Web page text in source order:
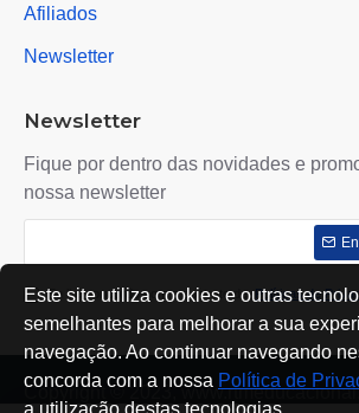
Afiliados
Newsletter
Newsletter
Fique por dentro das novidades e
nossa newsletter
Eu li e concordo com o contrato de Políticas de
Copyright © 2023,
Este site utiliza cookies e outras
semelhantes para melhorar a sua
navegação. Ao continuar navegando
concorda com a nossa Política de
a utilização destas tecnologias.